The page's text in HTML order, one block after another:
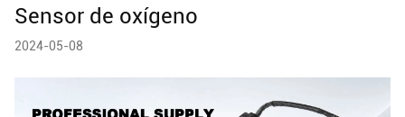
Sensor de oxígeno
2024-05-08